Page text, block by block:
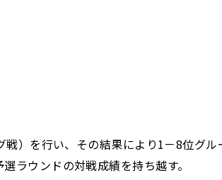
）を行い、その結果により1－8位グ
ラウンドの対戦成績を持ち越す。